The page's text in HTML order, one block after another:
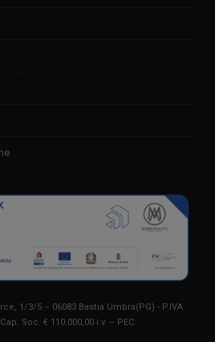
1/3/5 – 06083 Bastia Umbra(PG) - P.IVA
Soc. € 110.000,00 i.v. – PEC: